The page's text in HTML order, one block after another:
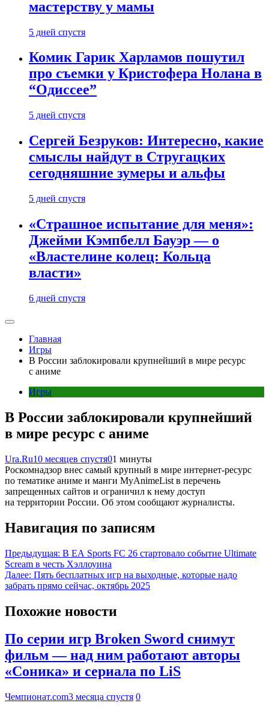
мастерству у мамы
5 дней спустя
Комик Гарик Харламов пошутил
про съемки у Кристофера Нолана в
“Одиссее”
5 дней спустя
Сергей Безруков: Интересно, какие
смыслы найдут в Стругацких
сегодняшние зумеры и альфы
5 дней спустя
«Страшное испытание для меня»:
Джейми Кэмпбелл Бауэр — о
«Властелине колец: Кольца
власти»
6 дней спустя
Главная
Игры
В России заблокировали крупнейший в мире ресурс
с аниме
Игры
В России заблокировали крупнейший
в мире ресурс с аниме
Ura.Ru10 месяцев спустя01 минуты
Роскомнадзор внес самый крупный в мире интернет-ресурс
по тематике аниме и манги MyAnimeList в перечень
запрещенных сайтов и ограничил к нему доступ
на территории России. Об этом сообщают журналисты.
Навигация по записям
Предыдущая: В EA Sports FC 26 стартовало событие Ultimate
Scream в честь Хэллоуина
Далее: Пять бесплатных игр на выходные, которые надо
забрать прямо сейчас, октябрь 2025
Похожие новости
По серии игр Broken Sword снимут
фильм — над ним работают авторы
«Соника» и сериала по LiS
Чемпионат.com3 месяца спустя 0